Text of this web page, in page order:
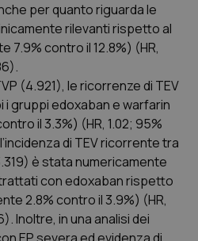
urogenitali
per quanto riguarda le
rilevanti rispetto al
contro il 12.8%) (HR,
(4.921), le ricorrenze di TEV
i gruppi edoxaban e warfarin
il 3.3%) (HR, 1.02; 95%
di TEV ricorrente tra
è stata numericamente
con edoxaban rispetto
2.8% contro il 3.9%) (HR,
Inoltre, in una analisi dei